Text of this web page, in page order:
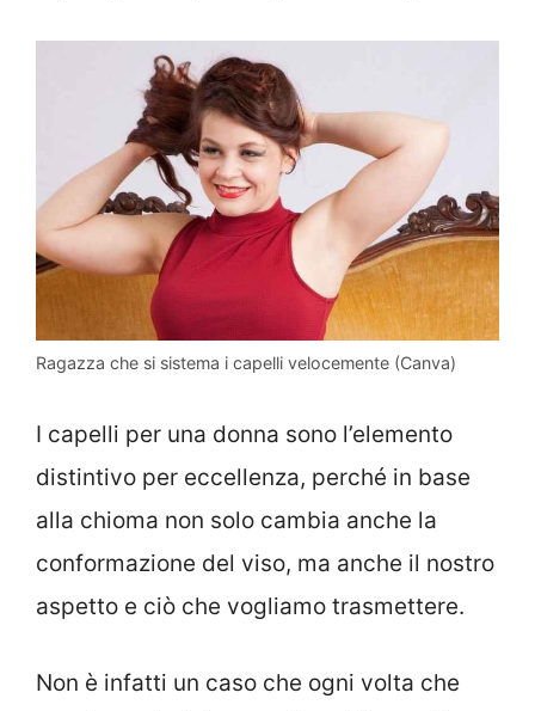
Ragazza che si sistema i capelli velocemente (Canva)
I capelli per una donna sono l’elemento
distintivo per eccellenza, perché in base
alla chioma non solo cambia anche la
conformazione del viso, ma anche il nostro
aspetto e ciò che vogliamo trasmettere.
Non è infatti un caso che ogni volta che